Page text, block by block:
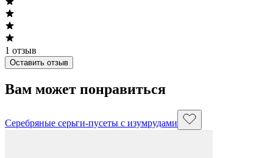
1 отзыв
Оставить отзыв
Вам может понравиться
Серебряные серьги-пусеты с изумрудами